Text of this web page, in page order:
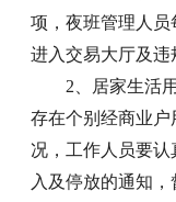
项，夜班管理人
进入交易大厅及违
2、居家生活
存在个别经商业
况，工作人员要
入及停放的通知，